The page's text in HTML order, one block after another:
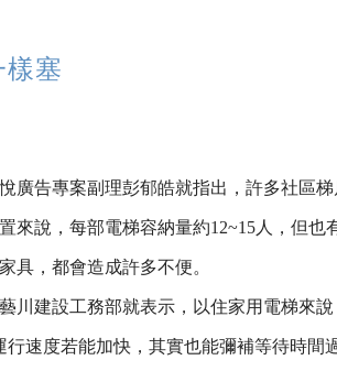
樣塞
廣告專案副理彭郁皓就指出，許多社區
來說，每部電梯容納量約12~15人，但也
具，都會造成許多不便。
川建設工務部就表示，以住家用電梯來
速度若能加快，其實也能彌補等待時間